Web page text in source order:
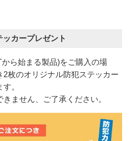
カープレゼント
ら始まる製品)をご購入の場
枚のオリジナル防犯ステッカー
。
ません、ご了承ください。